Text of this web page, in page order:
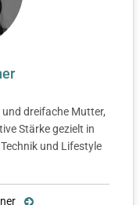
dreifache Mutter,
Stärke gezielt in
und Lifestyle